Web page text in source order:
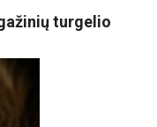
turgelio